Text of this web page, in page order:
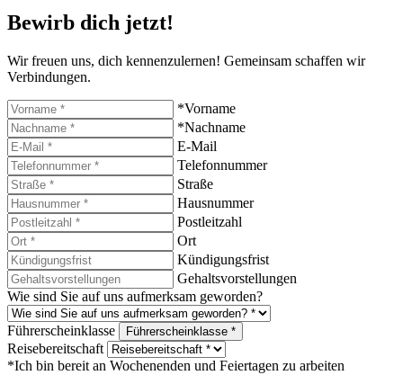
Bewirb dich jetzt!
Wir freuen uns, dich kennenzulernen! Gemeinsam schaffen wir
Verbindungen.
*Vorname
*Nachname
E-Mail
Telefonnummer
Straße
Hausnummer
Postleitzahl
Ort
Kündigungsfrist
Gehaltsvorstellungen
Wie sind Sie auf uns aufmerksam geworden?
Führerscheinklasse Führerscheinklasse *
Reisebereitschaft
*Ich bin bereit an Wochenenden und Feiertagen zu arbeiten